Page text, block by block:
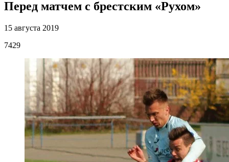
Перед матчем с брестским «Рухом»
15 августа 2019
7429